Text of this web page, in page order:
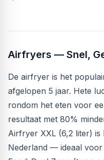
Airfryers — Snel,
De airfryer is het
afgelopen 5 jaar. Hete
rondom het eten voor
resultaat met 80%
Airfryer XXL (6,2 liter) is
Nederland — ideaal